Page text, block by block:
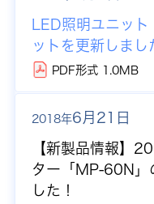
LED照明ユニッ
ットを更新しまし
PDF形式 1.0MB
2018年6月21日
【新製品情報】
ター「MP-60N」
した！